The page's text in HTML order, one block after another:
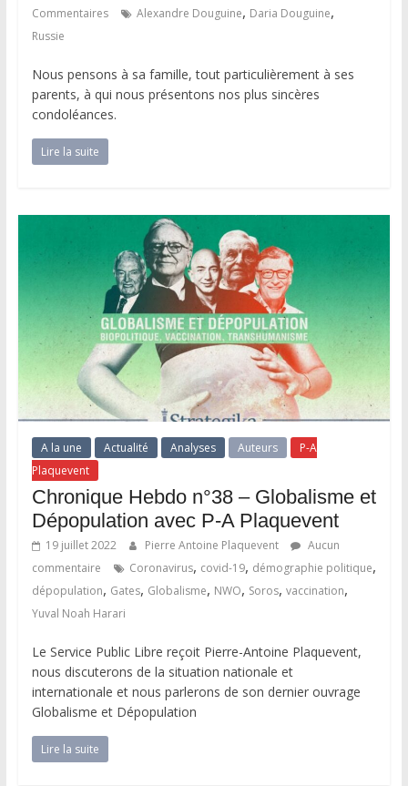
Commentaires
Alexandre Douguine, Daria Douguine,
Russie
Nous pensons à sa famille, tout particulièrement à ses
parents, à qui nous présentons nos plus sincères
condoléances.
Lire la suite
A la une Actualité Analyses Auteurs
P-A
Plaquevent
Chronique Hebdo n°38 – Globalisme et
Dépopulation avec P-A Plaquevent
19 juillet 2022 Pierre Antoine Plaquevent
Aucun
commentaire
Coronavirus, covid-19, démographie politique,
dépopulation, Gates, Globalisme, NWO, Soros, vaccination,
Yuval Noah Harari
Le Service Public Libre reçoit Pierre-Antoine Plaquevent,
nous discuterons de la situation nationale et
internationale et nous parlerons de son dernier ouvrage
Globalisme et Dépopulation
Lire la suite